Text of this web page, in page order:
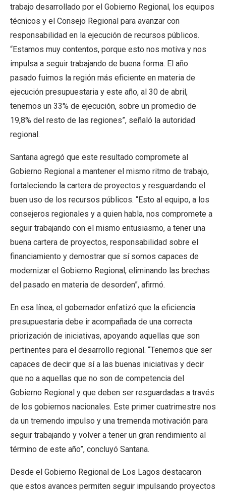
trabajo desarrollado por el Gobierno Regional, los equipos
técnicos y el Consejo Regional para avanzar con
responsabilidad en la ejecución de recursos públicos.
“Estamos muy contentos, porque esto nos motiva y nos
impulsa a seguir trabajando de buena forma. El año
pasado fuimos la región más eficiente en materia de
ejecución presupuestaria y este año, al 30 de abril,
tenemos un 33% de ejecución, sobre un promedio de
19,8% del resto de las regiones”, señaló la autoridad
regional.
Santana agregó que este resultado compromete al
Gobierno Regional a mantener el mismo ritmo de trabajo,
fortaleciendo la cartera de proyectos y resguardando el
buen uso de los recursos públicos. “Esto al equipo, a los
consejeros regionales y a quien habla, nos compromete a
seguir trabajando con el mismo entusiasmo, a tener una
buena cartera de proyectos, responsabilidad sobre el
financiamiento y demostrar que sí somos capaces de
modernizar el Gobierno Regional, eliminando las brechas
del pasado en materia de desorden”, afirmó.
En esa línea, el gobernador enfatizó que la eficiencia
presupuestaria debe ir acompañada de una correcta
priorización de iniciativas, apoyando aquellas que son
pertinentes para el desarrollo regional. “Tenemos que ser
capaces de decir que sí a las buenas iniciativas y decir
que no a aquellas que no son de competencia del
Gobierno Regional y que deben ser resguardadas a través
de los gobiernos nacionales. Este primer cuatrimestre nos
da un tremendo impulso y una tremenda motivación para
seguir trabajando y volver a tener un gran rendimiento al
término de este año”, concluyó Santana.
Desde el Gobierno Regional de Los Lagos destacaron
que estos avances permiten seguir impulsando proyectos